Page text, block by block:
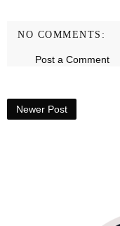
NO COMMENTS:
Post a Comment
Newer Post